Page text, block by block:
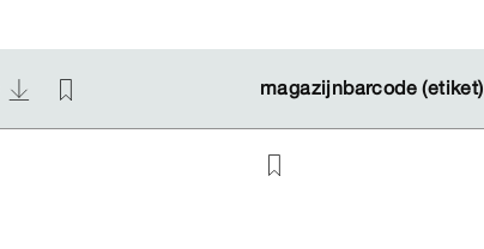
magazijnbarcode (etiket)
magazijnbarcode (etiket)